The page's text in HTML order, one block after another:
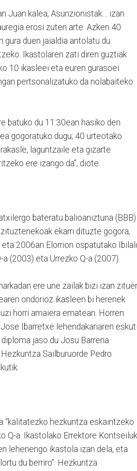
Juan kalea, Asunzionistak… izan
erosi zuten arte. Azken 40
gura duen jaialdia antolatu du
Ikastolaren zati diren guztiak
10 ikasleei eta euren gurasoei
pertsonalizatuko da nolabaiteko
batuko du 11:30ean hasiko den
gogoratuko dugu; 40 urteotako
laguntzaile eta gizarte
ere izango da”, diote.
bateratu balioaniztuna (BBB)
ekarri dituzte gogora,
2006an Elorrion ospatutako
(2003) eta Urrezko Q-a (2007).
ere une zailak bizi izan
ondorioz ikasleen bi herenek
horri amaiera ematean. Horren
Ibarretxe lehendakariaren
jaso du Josu Barrena
Sailburuorde Pedro
“kalitatezko hezkuntza eskaintzeko
Q-a. Ikastolako Errektore
lehenengo ikastola izan dela, eta
du berriro”. Hezkuntza